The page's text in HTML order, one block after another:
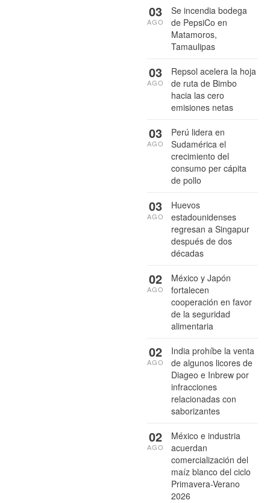
Se incendia bodega
de PepsiCo en
Matamoros,
Tamaulipas
03
AGO
Repsol acelera la hoja
de ruta de Bimbo
hacia las cero
emisiones netas
03
AGO
Perú lidera en
Sudamérica el
crecimiento del
consumo per cápita
de pollo
03
AGO
Huevos
estadounidenses
regresan a Singapur
después de dos
décadas
03
AGO
México y Japón
fortalecen
cooperación en favor
de la seguridad
alimentaria
02
AGO
India prohíbe la venta
de algunos licores de
Diageo e Inbrew por
infracciones
relacionadas con
saborizantes
02
AGO
México e industria
acuerdan
comercialización del
maíz blanco del ciclo
Primavera-Verano
2026
02
AGO